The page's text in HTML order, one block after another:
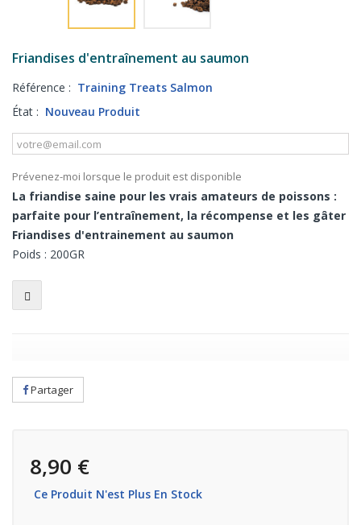
Friandises d'entraînement au saumon
Référence : Training Treats Salmon
État : Nouveau Produit
Prévenez-moi lorsque le produit est disponible
La friandise saine pour les vrais amateurs de poissons :
parfaite pour l’entraînement, la récompense et les gâter
Friandises d'entrainement au saumon
Poids : 200GR
Partager
8,90 €
Ce Produit N'est Plus En Stock